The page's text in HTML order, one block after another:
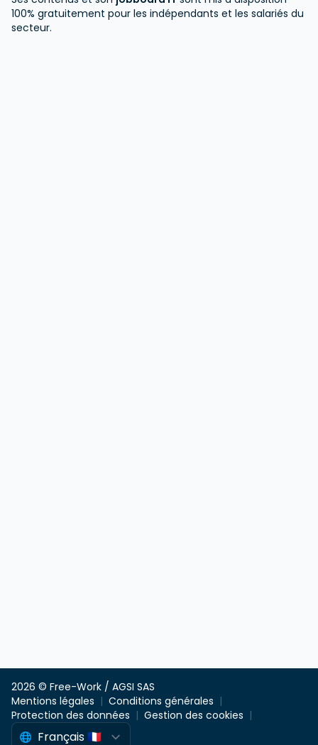
100% gratuitement pour les indépendants et les salariés du
secteur.
2026 © Free-Work / AGSI SAS
Mentions légales
Conditions générales
Protection des données
Gestion des cookies